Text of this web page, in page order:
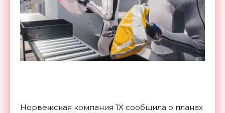
Норвежская компания 1X сообщила о планах